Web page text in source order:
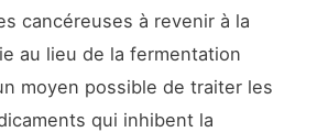
cancéreuses à revenir à la
au lieu de la fermentation
moyen possible de traiter les
qui inhibent la